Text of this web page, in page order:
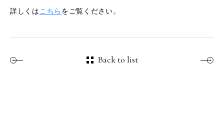
詳しくは こちら をご覧ください。
Back to list